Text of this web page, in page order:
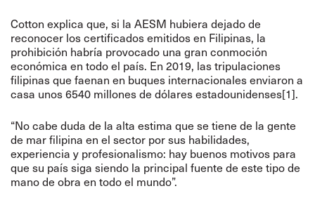
Cotton explica que, si la AESM hubiera dejado de
reconocer los certificados emitidos en Filipinas, la
prohibición habría provocado una gran conmoción
económica en todo el país. En 2019, las tripulaciones
filipinas que faenan en buques internacionales enviaron a
casa unos 6540 millones de dólares estadounidenses[1].
“No cabe duda de la alta estima que se tiene de la gente
de mar filipina en el sector por sus habilidades,
experiencia y profesionalismo: hay buenos motivos para
que su país siga siendo la principal fuente de este tipo de
mano de obra en todo el mundo”.